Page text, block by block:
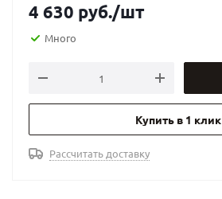
4 630 руб./шт
Много
Купить в 1 клик
Рассчитать доставку